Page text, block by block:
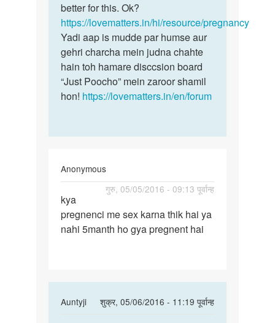
perioud
nhi
aaya
h
by
gauri
home
better for this. Ok?
https://lovematters.in/hi/resource/pregnancy
Yadi aap is mudde par humse aur
gehri charcha mein judna chahte
hain toh hamare disccsion board
“Just Poocho” mein zaroor shamil
hon! https://lovematters.in/en/forum
Anonymous
गुरु, 05/05/2016 - 09:13 पूर्वान्ह
kya
pregnenci
me
kya
pregnenci me sex karna thik hai ya
nahi 5manth ho gya pregnent hai
Auntyji
शुक्र, 05/06/2016 - 11:19 पूर्वान्ह
In